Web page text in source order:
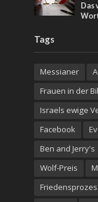
Das
Tags
Messianer
Frauen in der
Israels ewige
Facebook
Ben and Jerry's
Wolf-Preis